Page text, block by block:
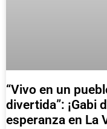
“Vivo en un
divertida”: ¡Gabi
esperanza en La